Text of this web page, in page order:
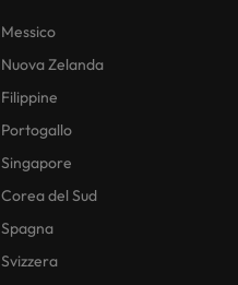
Messico
Nuova Zelanda
Filippine
Portogallo
Singapore
Corea del Sud
Spagna
Svizzera